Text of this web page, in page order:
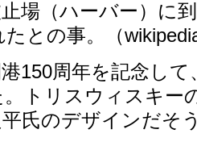
場（ハーバー）に
との事。（
150周年を記念し
トリスウィスキー
氏のデザインだそ